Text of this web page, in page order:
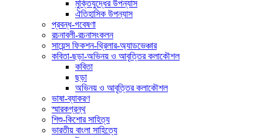
মুক্তিযুদ্ধের উপন্যাস
ঐতিহাসিক উপন্যাস
প্রবন্ধ-গবেষণা
রচনাবলী-রচনাসংকলন
সায়েন্স ফিকশন-থ্রিলার-অ্যাডভেঞ্চার
কবিতা-ছড়া-অভিনয় ও আবৃত্তির কলাকৌশল
কবিতা
ছড়া
অভিনয় ও আবৃত্তির কলাকৌশল
ভাষা-ব্যাকরণ
স্মারকগ্রন্থ
শিশু-কিশোর সাহিত্য
ভারতীয় বাংলা সাহিত্যে